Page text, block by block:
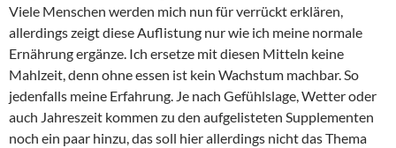
Viele Menschen werden mich nun für verrückt erklären,
allerdings zeigt diese Auflistung nur wie ich meine normale
Ernährung ergänze. Ich ersetze mit diesen Mitteln keine
Mahlzeit, denn ohne essen ist kein Wachstum machbar. So
jedenfalls meine Erfahrung. Je nach Gefühlslage, Wetter oder
auch Jahreszeit kommen zu den aufgelisteten Supplementen
noch ein paar hinzu, das soll hier allerdings nicht das Thema